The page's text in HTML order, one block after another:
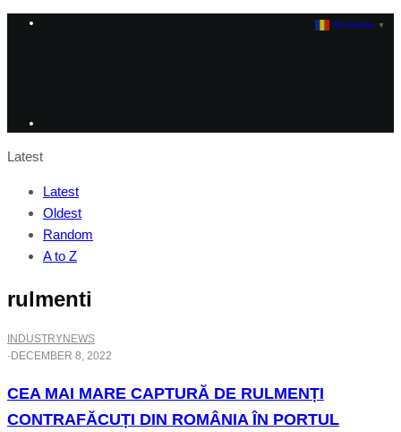
Latest
Latest
Oldest
Random
A to Z
rulmenti
INDUSTRYNEWS
· DECEMBER 8, 2022
CEA MAI MARE CAPTURĂ DE RULMENȚI
CONTRAFĂCUȚI DIN ROMÂNIA ÎN PORTUL
Romanian ▼